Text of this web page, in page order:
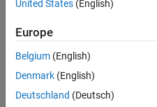
ティビ
ティ認
識につ
いて
United States (English)
Europe
Belgium (English)
Denmark (English)
Deutschland (Deutsch)